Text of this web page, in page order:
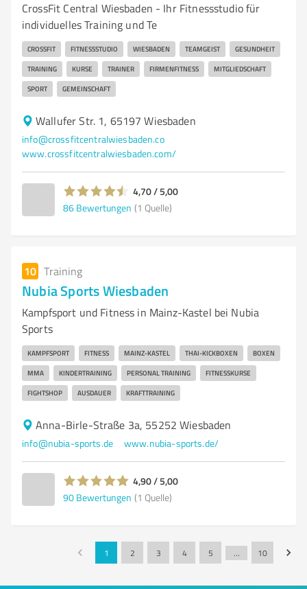
CrossFit Central Wiesbaden - Ihr Fitnessstudio für
individuelles Training und Te
CROSSFIT FITNESSSTUDIO WIESBADEN TEAMGEIST GESUNDHEIT
TRAINING KURSE TRAINER FIRMENFITNESS MITGLIEDSCHAFT
SPORT GEMEINSCHAFT
Wallufer Str. 1, 65197 Wiesbaden
info@crossfitcentralwiesbaden.co
www.crossfitcentralwiesbaden.com/
4,70 / 5,00
86 Bewertungen (1 Quelle)
10 Training
Nubia Sports Wiesbaden
Kampfsport und Fitness in Mainz-Kastel bei Nubia
Sports
KAMPFSPORT FITNESS MAINZ-KASTEL THAI-KICKBOXEN BOXEN
MMA KINDERTRAINING PERSONAL TRAINING FITNESSKURSE
FIGHTSHOP AUSDAUER KRAFTTRAINING
Anna-Birle-Straße 3a, 55252 Wiesbaden
info@nubia-sports.de www.nubia-sports.de/
4,90 / 5,00
90 Bewertungen (1 Quelle)
1 2 3 4 5 … 10